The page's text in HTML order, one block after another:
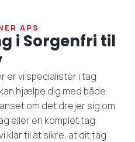
APS
i Sorgenfri til
er vi specialister i tag
hjælpe dig med både
om det drejer sig om
eller en komplet tag
klar til at sikre, at dit tag